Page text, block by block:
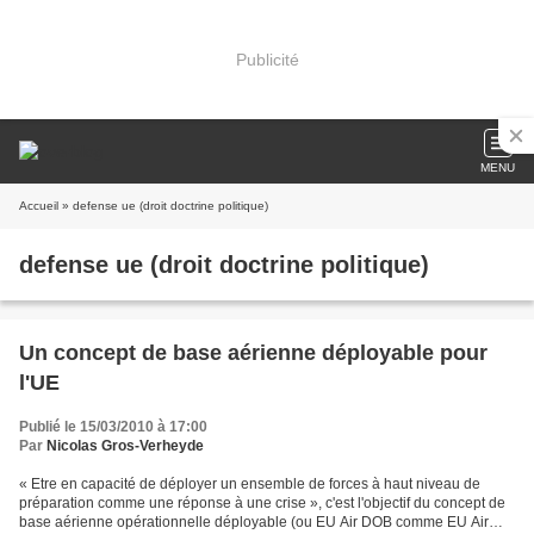
Publicité
MENU
Accueil » defense ue (droit doctrine politique)
defense ue (droit doctrine politique)
Un concept de base aérienne déployable pour
l'UE
Publié le 15/03/2010 à 17:00
Par Nicolas Gros-Verheyde
« Etre en capacité de déployer un ensemble de forces à haut niveau de
préparation comme une réponse à une crise », c'est l'objectif du concept de
base aérienne opérationnelle déployable (ou EU Air DOB comme EU Air